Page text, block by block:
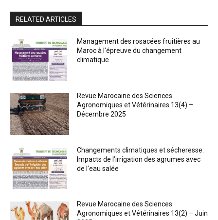
RELATED ARTICLES
Management des rosacées fruitières au
Maroc à l’épreuve du changement
climatique
Revue Marocaine des Sciences
Agronomiques et Vétérinaires 13(4) –
Décembre 2025
Changements climatiques et sécheresse:
Impacts de l’irrigation des agrumes avec
de l’eau salée
Revue Marocaine des Sciences
Agronomiques et Vétérinaires 13(2) – Juin